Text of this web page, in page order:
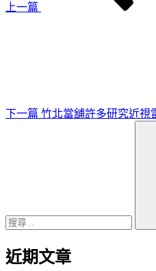
上一篇
下一篇 竹北當舖許多研究近視
近期文章